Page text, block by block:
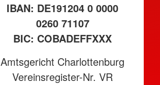
IBAN: DE191204 0 0000
0260 71107
BIC: COBADEFFXXX
Amtsgericht Charlottenburg
Vereinsregister-Nr. VR